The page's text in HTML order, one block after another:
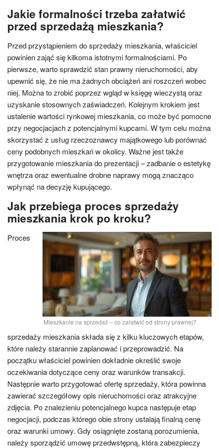
Jakie formalności trzeba załatwić
przed sprzedażą mieszkania?
Przed przystąpieniem do sprzedaży mieszkania, właściciel
powinien zająć się kilkoma istotnymi formalnościami. Po
pierwsze, warto sprawdzić stan prawny nieruchomości, aby
upewnić się, że nie ma żadnych obciążeń ani roszczeń wobec
niej. Można to zrobić poprzez wgląd w księgę wieczystą oraz
uzyskanie stosownych zaświadczeń. Kolejnym krokiem jest
ustalenie wartości rynkowej mieszkania, co może być pomocne
przy negocjacjach z potencjalnymi kupcami. W tym celu można
skorzystać z usług rzeczoznawcy majątkowego lub porównać
ceny podobnych mieszkań w okolicy. Ważne jest także
przygotowanie mieszkania do prezentacji – zadbanie o estetykę
wnętrza oraz ewentualne drobne naprawy mogą znacząco
wpłynąć na decyzję kupującego.
Jak przebiega proces sprzedaży
mieszkania krok po kroku?
Mieszkanie na sprzedaż – co załatwić od strony prawnej?
Proces
sprzedaży mieszkania składa się z kilku kluczowych etapów,
które należy starannie zaplanować i przeprowadzić. Na
początku właściciel powinien dokładnie określić swoje
oczekiwania dotyczące ceny oraz warunków transakcji.
Następnie warto przygotować ofertę sprzedaży, która powinna
zawierać szczegółowy opis nieruchomości oraz atrakcyjne
zdjęcia. Po znalezieniu potencjalnego kupca następuje etap
negocjacji, podczas którego obie strony ustalają finalną cenę
oraz warunki umowy. Gdy osiągnięte zostaną porozumienia,
należy sporządzić umowę przedwstępną, która zabezpieczy